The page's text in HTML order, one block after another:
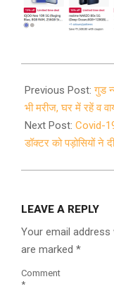
04-
07
Previous Post:गुड
भी मरीज, घर में रहें व
Next Post: Covid-
डॉक्टर को पड़ोसियों ने
LEAVE A REPLY
Your email address
are marked *
Comment
*